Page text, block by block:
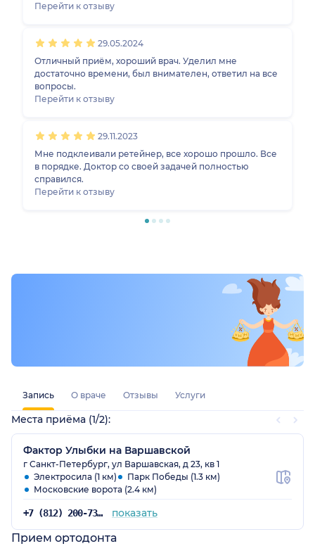
Запись О враче Отзывы Услуги
Места приёма (1/2):
Фактор Улыбки на Варшавской
г Санкт-Петербург, ул Варшавская, д 23, кв 1
Электросила (1 км)
Парк Победы (1.3 км)
Московские ворота (2.4 км)
+7 (812) 200-73-56 показать
Прием ортодонта
Винт открутился в поезде. Тысячи благодарностей от
все винты и успокоил. Спасибо огромное, в клинику
вернусь еще и всем рекомендую 🤩
Перейти к отзыву
29.05.2024
Отличный приём, хороший врач. Уделил мне
достаточно времени, был внимателен, ответил на все
вопросы.
Перейти к отзыву
29.11.2023
Мне подклеивали ретейнер, все хорошо прошло. Все
в порядке. Доктор со своей задачей полностью
справился.
Перейти к отзыву